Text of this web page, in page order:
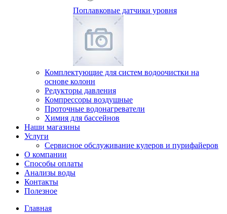
Поплавковые датчики уровня
Комплектующие для систем водоочистки на
основе колонн
Редукторы давления
Компрессоры воздушные
Проточные водонагреватели
Химия для бассейнов
Наши магазины
Услуги
Сервисное обслуживание кулеров и пурифайеров
О компании
Способы оплаты
Анализы воды
Контакты
Полезное
Главная